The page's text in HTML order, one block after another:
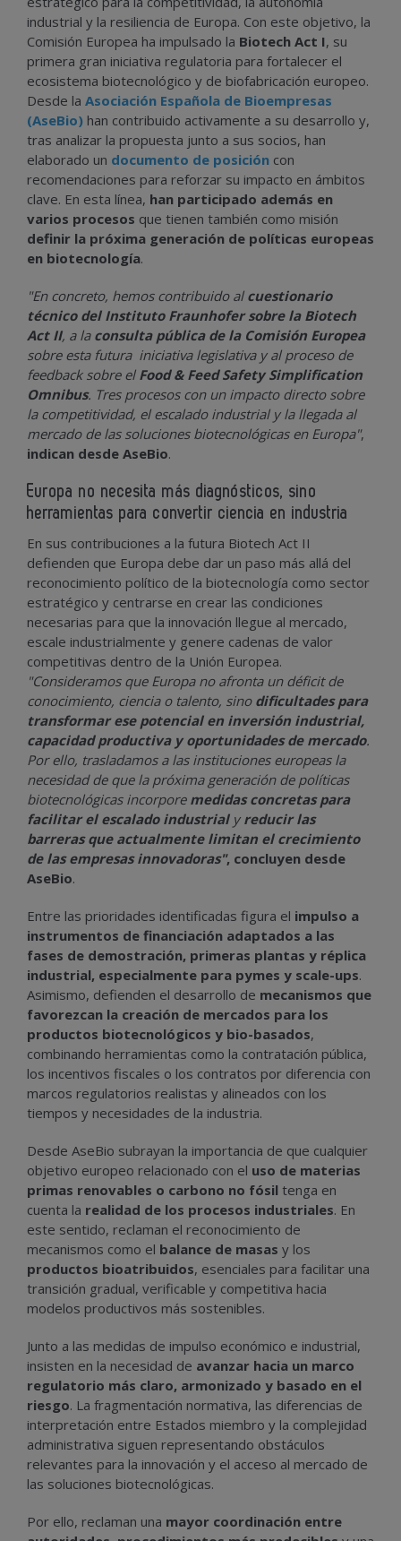
industrial y la resiliencia de Europa. Con este objetivo, la
Comisión Europea ha impulsado la Biotech Act I, su
primera gran iniciativa regulatoria para fortalecer el
ecosistema biotecnológico y de biofabricación europeo.
Desde la Asociación Española de Bioempresas
(AseBio) han contribuido activamente a su desarrollo y,
tras analizar la propuesta junto a sus socios, han
elaborado un documento de posición con
recomendaciones para reforzar su impacto en ámbitos
clave. En esta línea, han participado además en
varios procesos que tienen también como misión
definir la próxima generación de políticas europeas
en biotecnología.
"En concreto, hemos contribuido al cuestionario
técnico del Instituto Fraunhofer sobre la Biotech
Act II, a la consulta pública de la Comisión Europea
sobre esta futura iniciativa legislativa y al proceso de
feedback sobre el Food & Feed Safety Simplification
Omnibus. Tres procesos con un impacto directo sobre
la competitividad, el escalado industrial y la llegada al
mercado de las soluciones biotecnológicas en Europa",
indican desde AseBio.
Europa no necesita más diagnósticos, sino
herramientas para convertir ciencia en industria
En sus contribuciones a la futura Biotech Act II
defienden que Europa debe dar un paso más allá del
reconocimiento político de la biotecnología como sector
estratégico y centrarse en crear las condiciones
necesarias para que la innovación llegue al mercado,
escale industrialmente y genere cadenas de valor
competitivas dentro de la Unión Europea.
"Consideramos que Europa no afronta un déficit de
conocimiento, ciencia o talento, sino dificultades para
transformar ese potencial en inversión industrial,
capacidad productiva y oportunidades de mercado.
Por ello, trasladamos a las instituciones europeas la
necesidad de que la próxima generación de políticas
biotecnológicas incorpore medidas concretas para
facilitar el escalado industrialy reducir las
barreras que actualmente limitan el crecimiento
de las empresas innovadoras", concluyen desde
AseBio.
Entre las prioridades identificadas figura el impulso a
instrumentos de financiación adaptados a las
fases de demostración, primeras plantas y réplica
industrial, especialmente para pymes y scale-ups.
Asimismo, defienden el desarrollo de mecanismos que
favorezcan la creación de mercados para los
productos biotecnológicos y bio-basados,
combinando herramientas como la contratación pública,
los incentivos fiscales o los contratos por diferencia con
marcos regulatorios realistas y alineados con los
tiempos y necesidades de la industria.
Desde AseBio subrayan la importancia de que cualquier
objetivo europeo relacionado con el uso de materias
primas renovables o carbono no fósil tenga en
cuenta la realidad de los procesos industriales. En
este sentido, reclaman el reconocimiento de
mecanismos como el balance de masas y los
productos bioatribuidos, esenciales para facilitar una
transición gradual, verificable y competitiva hacia
modelos productivos más sostenibles.
Junto a las medidas de impulso económico e industrial,
insisten en la necesidad de avanzar hacia un marco
regulatorio más claro, armonizado y basado en el
riesgo. La fragmentación normativa, las diferencias de
interpretación entre Estados miembro y la complejidad
administrativa siguen representando obstáculos
relevantes para la innovación y el acceso al mercado de
las soluciones biotecnológicas.
Por ello, reclaman una mayor coordinación entre